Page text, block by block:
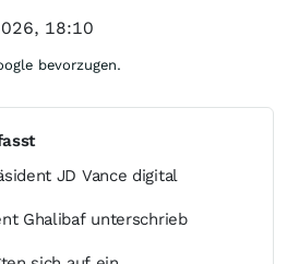
JD Vance digital
Ghalibaf unterschrieb
18:10
bevorzugen.